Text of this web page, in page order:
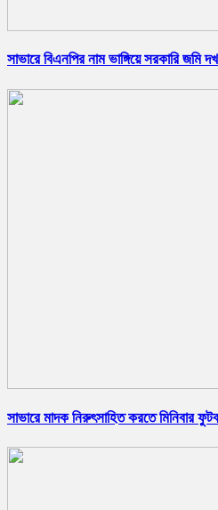
সাভারে বিএনপির নাম ভাঙ্গিয়ে সরকারি জমি
সাভারে মাদক নিরুৎসাহিত করতে মিনিবার